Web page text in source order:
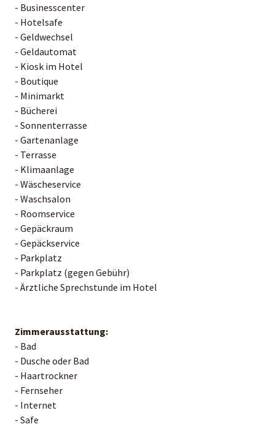
- Businesscenter
- Hotelsafe
- Geldwechsel
- Geldautomat
- Kiosk im Hotel
- Boutique
- Minimarkt
- Bücherei
- Sonnenterrasse
- Gartenanlage
- Terrasse
- Klimaanlage
- Wäscheservice
- Waschsalon
- Roomservice
- Gepäckraum
- Gepäckservice
- Parkplatz
- Parkplatz (gegen Gebühr)
- Ärztliche Sprechstunde im Hotel
Zimmerausstattung:
- Bad
- Dusche oder Bad
- Haartrockner
- Fernseher
- Internet
- Safe